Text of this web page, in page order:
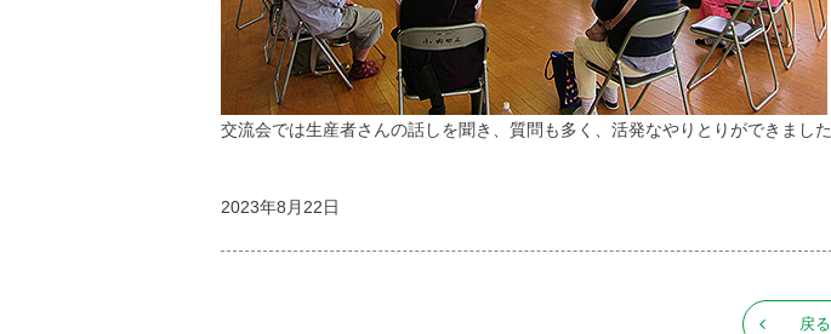
交流会では生産者さんの話しを聞き、質問も多く、活発なやりとりができました
2023年8月22日
戻る